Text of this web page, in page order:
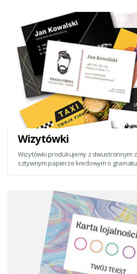
Wizytówki
Wizytówki produkujemy z dwustronnym
sztywnym papierze kredowym o gramaturze 300g/m2,